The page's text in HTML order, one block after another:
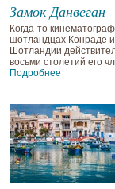
Замок Данвеган
Когда-то
шотландцах Конраде
Шотландии
восьми столетий его
Подробнее